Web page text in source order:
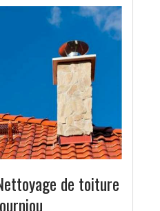
de toiture